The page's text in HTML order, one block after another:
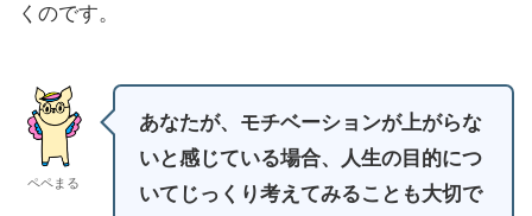
くのです。
ペペまる
あなたが、モチベーションが上がらな
いと感じている場合、人生の目的につ
いてじっくり考えてみることも大切で